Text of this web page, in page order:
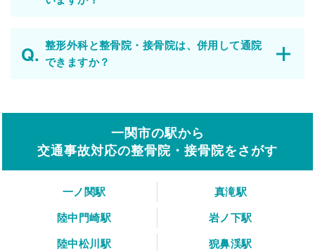
整形外科と整骨院・接骨院は、併用して通院
できますか？
一関市の駅から
交通事故対応の整骨院・接骨院をさがす
一ノ関駅
真滝駅
陸中門崎駅
岩ノ下駅
陸中松川駅
猊鼻渓駅